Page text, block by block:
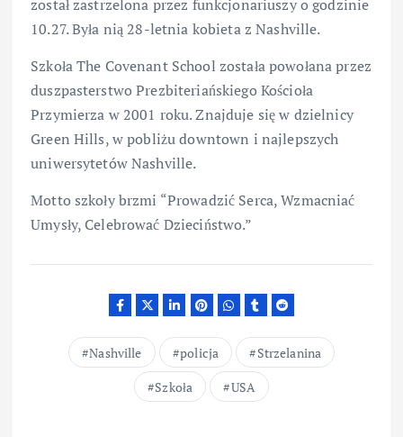
został zastrzelona przez funkcjonariuszy o godzinie
10.27. Była nią 28-letnia kobieta z Nashville.
Szkoła The Covenant School została powołana przez
duszpasterstwo Prezbiteriańskiego Kościoła
Przymierza w 2001 roku. Znajduje się w dzielnicy
Green Hills, w pobliżu downtown i najlepszych
uniwersytetów Nashville.
Motto szkoły brzmi “Prowadzić Serca, Wzmacniać
Umysły, Celebrować Dzieciństwo.”
Nashville policja
Strzelanina
Szkoła
USA